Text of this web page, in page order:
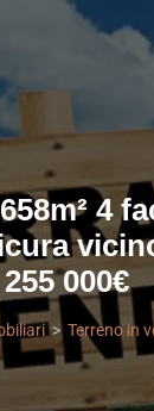
4
255 000€
Terreno in